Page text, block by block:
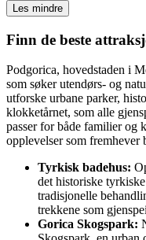
Les mindre
Finn de beste
Podgorica, hovedstaden i
som søker utendørs- og
utforske urbane parker,
klokketårnet, som alle
passer for både familier og
opplevelser som fremhever
Tyrkisk badehus:
det historiske
tradisjonelle
trekkene som
Gorica Skogspark: